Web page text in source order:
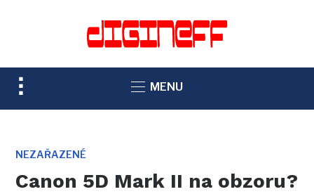
TOGGLE
SIDEBAR
NAVIGATION
MENU
NEZAŘAZENÉ
Canon 5D Mark II na obzoru?